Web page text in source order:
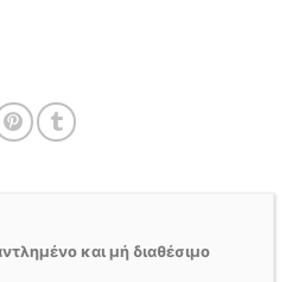
και μή διαθέσιμο